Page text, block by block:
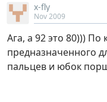
x-fly
Nov 2009
Ага, а 92 это 80)))
предназначенного
пальцев и юбок